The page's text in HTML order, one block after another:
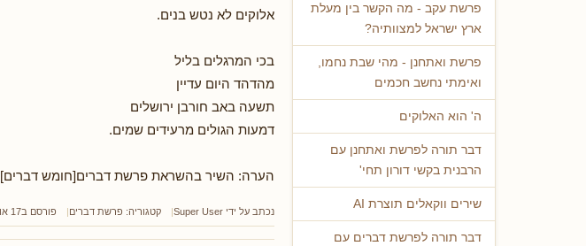
פרשת עקב - מה הקשר בין מעלת
ארץ ישראל למצוותיה?
פרשת ואתחנן - מהי שבת נחמו,
ואימתי נחשב חכמים
ה' הוא האלוקים
דבר תורה לפרשת ואתחנן עם
הרבנית בקשי דורון תחי'
שירים ווקאלים תוצרת AI
דבר תורה לפרשת דברים עם
אלוקים לא נטש בנים.
בכי המרגלים בליל
מהדהד היום עדיין
תשעה באב חורבן ירושלים
דמעות הגולים מרעידים שמים.
הערה: השיר בהשראת פרשת דברים[חומש דברים]
נכתב על ידי Super User קטגוריה: פרשת דברים פורסם ב17 אוקטובר 2020